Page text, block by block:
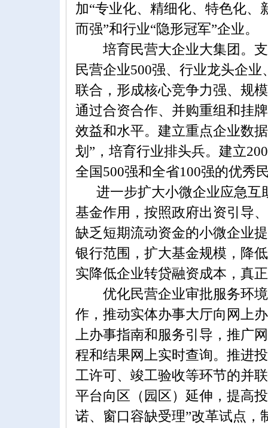
加“专业化、精细化、特色化、
而强”和行业“隐形冠军”企业。
培育民营大企业大集团。支
民营企业500强、行业龙头企
联合，形成核心竞争力强、规
通过合资合作、并购重组和挂
效益和水平。建立重点企业数
划”，培育行业排头兵。建立
全国500强和全省100强的优秀
进一步扩大小微企业应急互
基金作用，按照政府出资引导
缺乏短期流动资金的小微企业
银行范围，扩大基金规模，降
实降低企业转贷融资成本，真
优化民营企业审批服务环境
作，推动实体办事大厅向网上
上办事指南和服务引导，推广
程和结果网上实时查询。推进
工许可、竣工验收等环节的并
平台向区（园区）延伸，提高
诺、窗口容缺受理”改革试点